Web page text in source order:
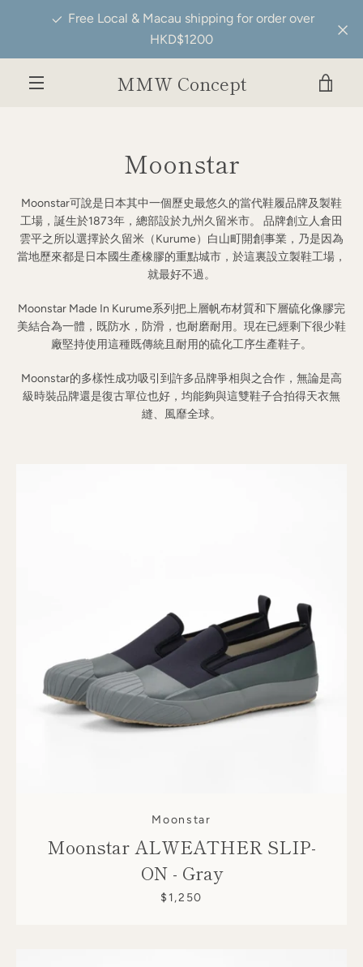
Free Local & Macau shipping for order over
HKD$1200
MMW Concept
Moonstar
Moonstar可說是日本其中一個歷史最悠久的當代鞋履品牌及製鞋
工場，誕生於1873年，總部設於九州久留米市。 品牌創立人倉田
雲平之所以選擇於久留米（Kurume）白山町開創事業，乃是因為
當地歷來都是日本國生產橡膠的重點城市，於這裏設立製鞋工場，
就最好不過。
Moonstar Made In Kurume系列把上層帆布材質和下層硫化像膠完
美結合為一體，既防水，防滑，也耐磨耐用。現在已經剩下很少鞋
廠堅持使用這種既傳統且耐用的硫化工序生產鞋子。
Moonstar的多樣性成功吸引到許多品牌爭相與之合作，無論是高
級時裝品牌還是復古單位也好，均能夠與這雙鞋子合拍得天衣無
縫、風靡全球。
Moonstar
Moonstar ALWEATHER SLIP-
ON - Gray
$1,250